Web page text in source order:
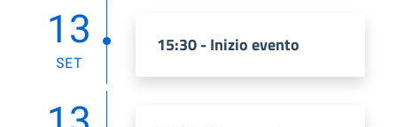
13
SET
15:30 - Inizio evento